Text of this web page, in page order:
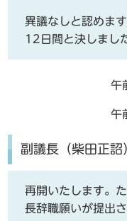
異議なしと認めま
12日間と決しまし
午
午
副議長（柴田正詔
再開いたします。
長辞職願いが提出さ